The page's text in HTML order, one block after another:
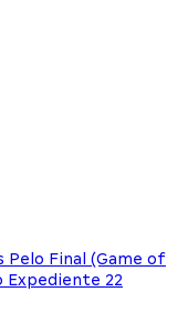
Pelo Final (Game of
Expediente 22